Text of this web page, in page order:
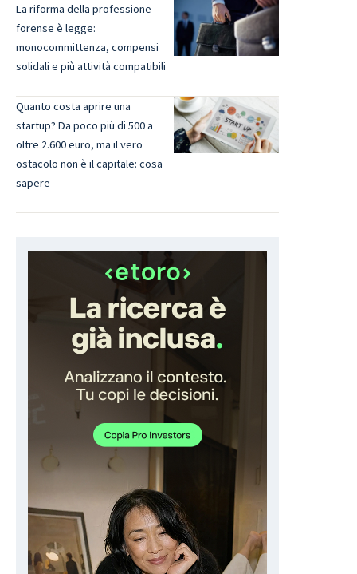
La riforma della professione
forense è legge:
monocommittenza, compensi
solidali e più attività compatibili
Quanto costa aprire una
startup? Da poco più di 500 a
oltre 2.600 euro, ma il vero
ostacolo non è il capitale: cosa
sapere